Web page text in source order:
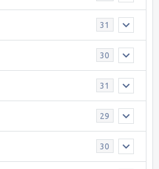
31
30
31
29
30